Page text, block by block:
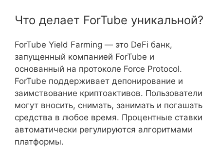
Что делает ForTube уникальной?
ForTube Yield Farming — это DeFi банк,
запущенный компанией ForTube и
основанный на протоколе Force Protocol.
ForTube поддерживает депонирование и
заимствование криптоактивов. Пользователи
могут вносить, снимать, занимать и погашать
средства в любое время. Процентные ставки
автоматически регулируются алгоритмами
платформы.